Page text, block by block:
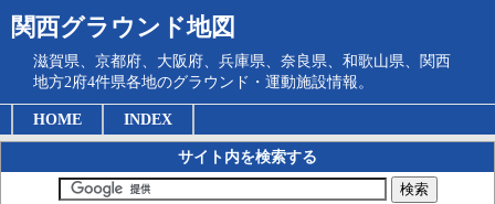
関西グラウンド地図
滋賀県、京都府、大阪府、兵庫県、奈良県、和歌山県、関西
地方2府4件県各地のグラウンド・運動施設情報。
HOME INDEX
サイト内を検索する